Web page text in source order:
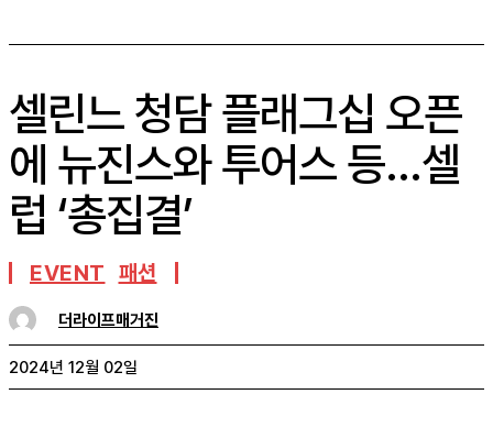
셀린느 청담 플래그십 오픈
에 뉴진스와 투어스 등…셀
럽 ‘총집결’
EVENT 패션
더라이프매거진
2024년 12월 02일